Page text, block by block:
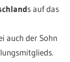
s auf das
auch der Sohn